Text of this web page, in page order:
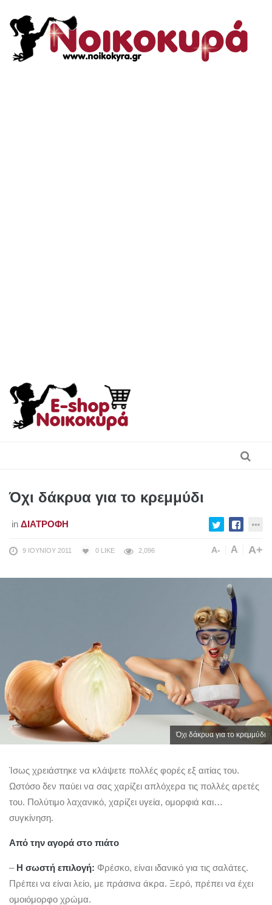
Όχι δάκρυα για το κρεμμύδι
in ΔΙΑΤΡΟΦΉ
9 ΙΟΥΝΊΟΥ 2011 0 LIKE 2,096 A- A A+
Όχι δάκρυα για το κρεμμύδι
Ίσως χρειάστηκε να κλάψετε πολλές φορές εξ αιτίας του.
Ωστόσο δεν παύει να σας χαρίζει απλόχερα τις πολλές αρετές
του. Πολύτιμο λαχανικό, χαρίζει υγεία, ομορφιά και…
συγκίνηση.
Από την αγορά στο πιάτο
– Η σωστή επιλογή: Φρέσκο, είναι ιδανικό για τις σαλάτες.
Πρέπει να είναι λείο, με πράσινα άκρα. Ξερό, πρέπει να έχει
ομοιόμορφο χρώμα.